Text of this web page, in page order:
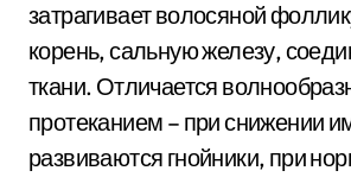
затрагивает волосяной
корень, сальную железу,
ткани. Отличается
протеканием – при снижении
развиваются гнойники, при